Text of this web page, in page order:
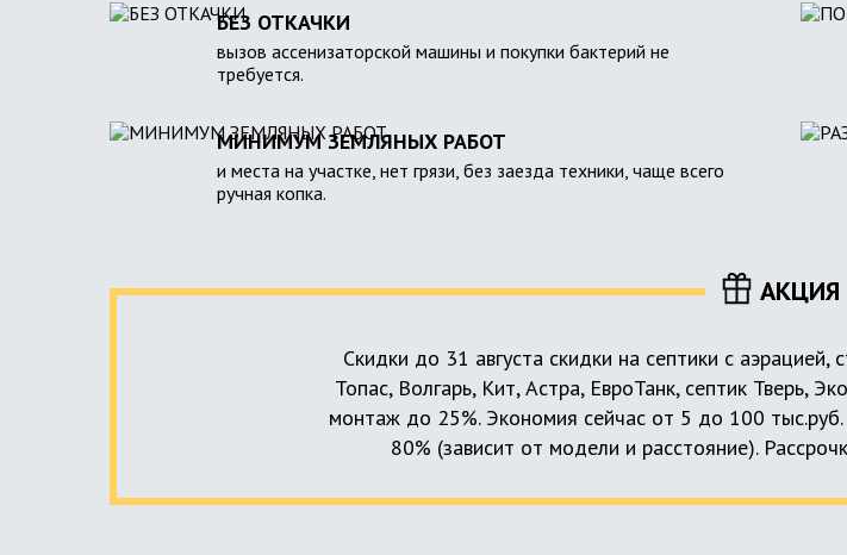
БЕЗ ОТКАЧКИ
вызов ассенизаторской машины и покупки бактерий не
требуется.
МИНИМУМ ЗЕМЛЯНЫХ РАБОТ
и места на участке, нет грязи, без заезда техники, чаще всего
ручная копка.
АКЦИЯ
Скидки до 31 августа скидки на септики с
Топас, Волгарь, Кит, Астра, ЕвроТанк, септик Тверь,
монтаж до 25%. Экономия сейчас от 5 до 100
80% (зависит от модели и расстояние).